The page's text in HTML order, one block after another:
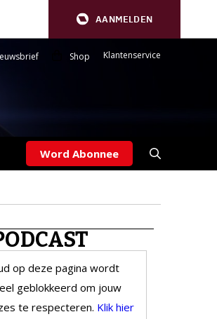
AANMELDEN
Shop Klantenservice
Word Abonnee
op deze pagina wordt
geblokkeerd om jouw
te respecteren. Klik hier